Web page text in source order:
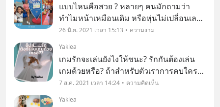
แบบไหนคือสวย ? หลายๆ คนมักถามว่า
ทำไมหน้าเหมือนเดิม หรือหุ่นไม่เปลี่อนเลย
ตั้งแต่ไหนแต่ไร
26 มิ.ย. 2021 เวลา 15:13
ความงาม
Yaklea
เกมรักจะเล่นยังไงให้ชนะ? รักกันต้องเล่น
เกมด้วยหรือ? ถ้าสำหรับตัวเราการคบใคร
สักคน คือการเล่นเกมตลอดเวลาค่ะ ไม่ใช่
เกมที่จะต้องชนะนะ แต่เราคิดว่าเมื่อเราจะ
7 ส.ค. 2021 เวลา 14:24
ความคิดเห็น
Yaklea